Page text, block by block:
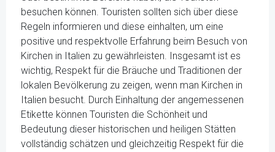
besuchen können. Touristen sollten sich über diese
Regeln informieren und diese einhalten, um eine
positive und respektvolle Erfahrung beim Besuch von
Kirchen in Italien zu gewährleisten. Insgesamt ist es
wichtig, Respekt für die Bräuche und Traditionen der
lokalen Bevölkerung zu zeigen, wenn man Kirchen in
Italien besucht. Durch Einhaltung der angemessenen
Etikette können Touristen die Schönheit und
Bedeutung dieser historischen und heiligen Stätten
vollständig schätzen und gleichzeitig Respekt für die